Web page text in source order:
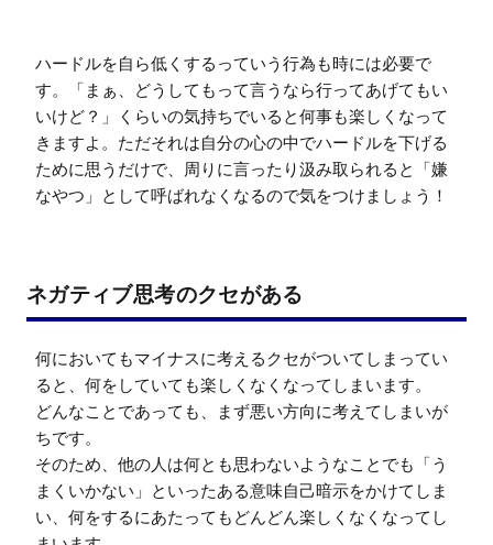
ハードルを自ら低くするっていう行為も時には必要で
す。「まぁ、どうしてもって言うなら行ってあげてもい
いけど？」くらいの気持ちでいると何事も楽しくなって
きますよ。ただそれは自分の心の中でハードルを下げる
ために思うだけで、周りに言ったり汲み取られると「嫌
なやつ」として呼ばれなくなるので気をつけましょう！
ネガティブ思考のクセがある
何においてもマイナスに考えるクセがついてしまってい
ると、何をしていても楽しくなくなってしまいます。
どんなことであっても、まず悪い方向に考えてしまいが
ちです。
そのため、他の人は何とも思わないようなことでも「う
まくいかない」といったある意味自己暗示をかけてしま
い、何をするにあたってもどんどん楽しくなくなってし